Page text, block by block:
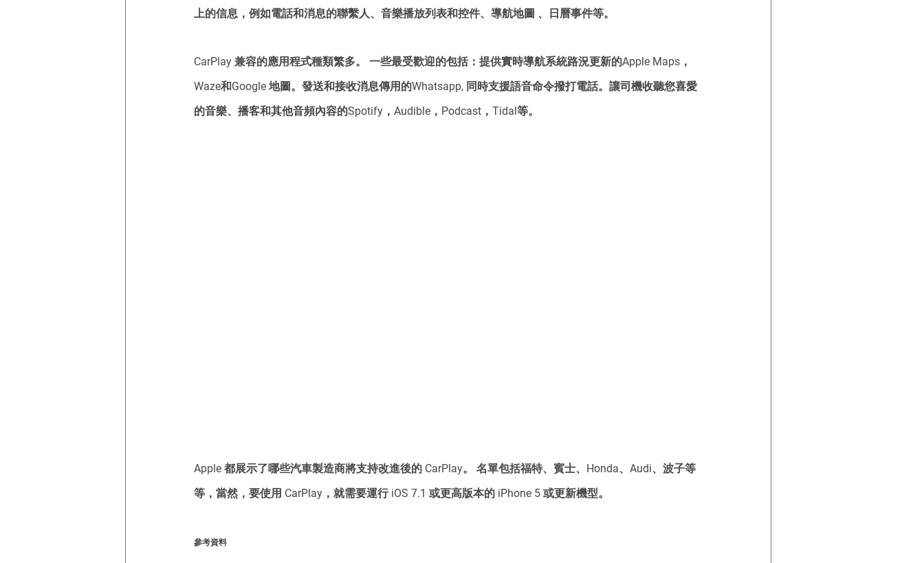
上的信息，例如電話和消息的聯繫人、音樂播放列表和控件、導航地圖 、日曆事件等。
CarPlay 兼容的應用程式種類繁多。 一些最受歡迎的包括：提供實時導航系統路況更新的Apple Maps，
Waze和Google 地圖。發送和接收消息傳用的Whatsapp, 同時支援語音命令撥打電話。讓司機收聽您喜愛
的音樂、播客和其他音頻內容的Spotify，Audible，Podcast，Tidal等。
Apple 都展示了哪些汽車製造商將支持改進後的 CarPlay。 名單包括福特、賓士、Honda、Audi、波子等
等，當然，要使用 CarPlay，就需要運行 iOS 7.1 或更高版本的 iPhone 5 或更新機型。
參考資料